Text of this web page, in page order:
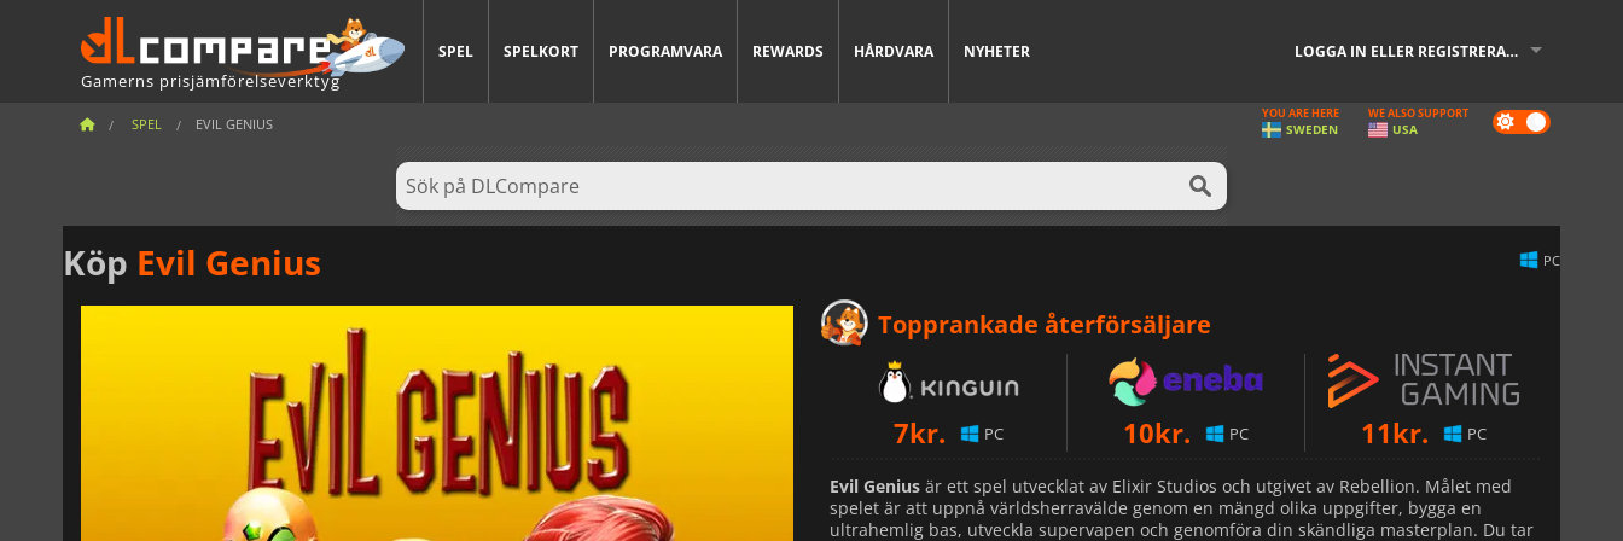
Gamerns prisjämförelseverktyg
SPEL SPELKORT PROGRAMVARA REWARDS HÅRDVARA NYHETER LOGGA IN ELLER REGISTRERA DIG
SPEL EVIL GENIUS Dark
mode
YOU ARE HERE
SWEDEN
WE ALSO SUPPORT
USA
Köp Evil Genius PC
Topprankade återförsäljare
7kr. PC 10kr. PC 11kr. PC
Evil Genius är ett spel utvecklat av Elixir Studios och utgivet av Rebellion. Målet med
spelet är att uppnå världsherravälde genom en mängd olika uppgifter, bygga en
ultrahemlig bas, utveckla supervapen och genomföra din skändliga masterplan. Du tar